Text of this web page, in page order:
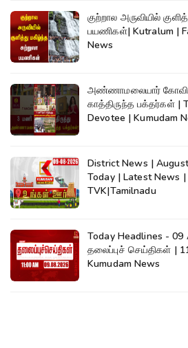
குற்றால அருவியில்
பயணிகள்| Kutralum |
News
அண்ணாமலையார்
காத்திருந்த பக்தர்கள் |
Devotee | Kumudam
District News |
Today | Latest News
TVK|Tamilnadu
Today Headlines -
தலைப்புச் செய்திகள் |
Kumudam News